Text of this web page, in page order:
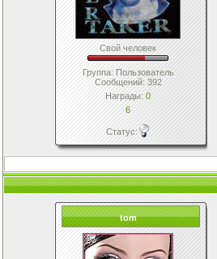
Свой человек
Группа: Пользователь
Сообщений:392
Награды:0
6
Статус:
tom